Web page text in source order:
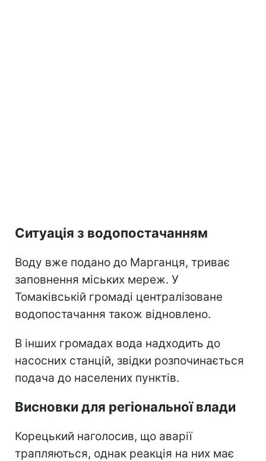
Ситуація з водопостачанням
Воду вже подано до Марганця, триває
заповнення міських мереж. У
Томаківській громаді централізоване
водопостачання також відновлено.
В інших громадах вода надходить до
насосних станцій, звідки розпочинається
подача до населених пунктів.
Висновки для регіональної влади
Корецький наголосив, що аварії
трапляються, однак реакція на них має